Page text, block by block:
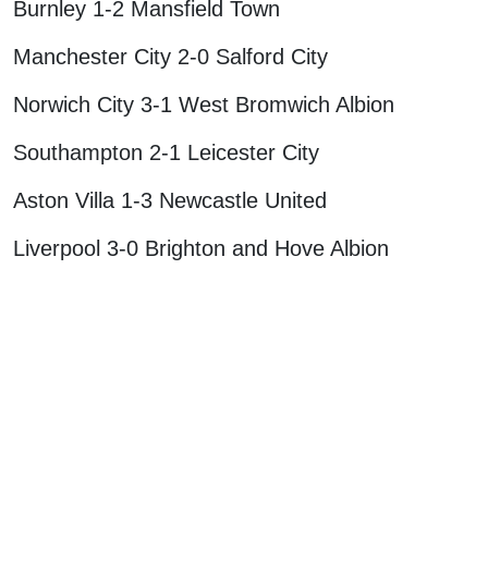
Burnley 1-2 Mansfield Town
Manchester City 2-0 Salford City
Norwich City 3-1 West Bromwich Albion
Southampton 2-1 Leicester City
Aston Villa 1-3 Newcastle United
Liverpool 3-0 Brighton and Hove Albion